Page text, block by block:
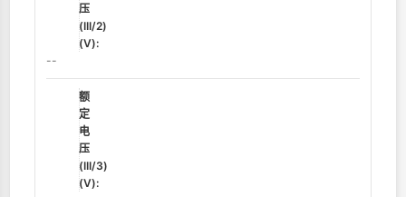
压
(III/2)
(V):
--
额
定
电
压
(III/3)
(V):